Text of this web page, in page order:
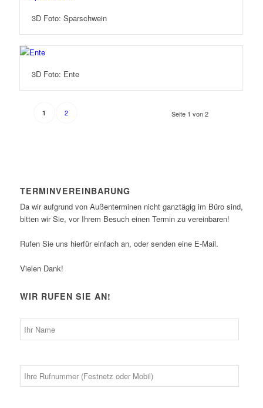
3D Foto: Sparschwein
3D Foto: Ente
Seite 1 von 2
1 2
TERMINVEREINBARUNG
Da wir aufgrund von Außenterminen nicht ganztägig im Büro sind,
bitten wir Sie, vor Ihrem Besuch einen Termin zu vereinbaren!
Rufen Sie uns hierfür einfach an, oder senden eine E-Mail.
Vielen Dank!
WIR RUFEN SIE AN!